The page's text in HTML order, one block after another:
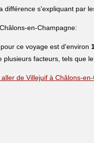
la différence s'expliquant par
en-Champagne:
ce voyage est d'environ
facteurs, tels que
de Villejuif à Châlons-